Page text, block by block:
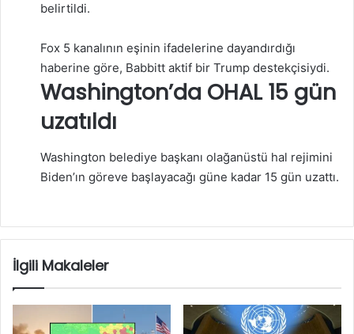
belirtildi.
Fox 5 kanalının eşinin ifadelerine dayandırdığı
haberine göre, Babbitt aktif bir Trump destekçisiydi.
Washington’da OHAL 15 gün
uzatıldı
Washington belediye başkanı olağanüstü hal rejimini
Biden’ın göreve başlayacağı güne kadar 15 gün uzattı.
İlgili Makaleler